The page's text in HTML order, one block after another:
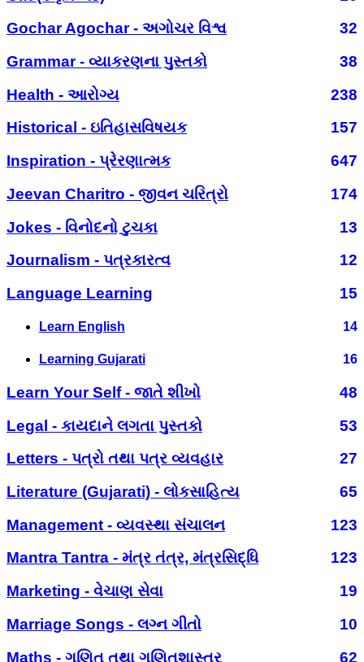
Gochar Agochar - અગોચર વિશ્વ
32
Grammar - વ્યાકરણના પુસ્તકો
38
Health - આરોગ્ય
238
Historical - ઇતિહાસવિષયક
157
Inspiration - પ્રેરણાત્મક
647
Jeevan Charitro - જીવન ચરિત્રો
174
Jokes - વિનોદનો ટુચકા
13
Journalism - પત્રકારત્વ
12
Language Learning
15
Learn English 14
Learning Gujarati 16
Learn Your Self - જાતે શીખો
48
Legal - કાયદાને લગતા પુસ્તકો
53
Letters - પત્રો તથા પત્ર વ્યવહાર
27
Literature (Gujarati) - લોકસાહિત્ય
65
Management - વ્યવસ્થા સંચાલન
123
Mantra Tantra - મંત્ર તંત્ર, મંત્રસિદ્ધિ
123
Marketing - વેચાણ સેવા
19
Marriage Songs - લગ્ન ગીતો
10
Maths - ગણિત તથા ગણિતશાસ્ત્ર
62